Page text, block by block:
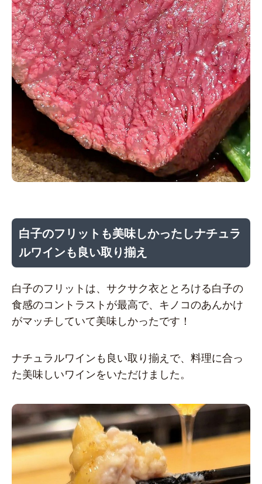
白子のフリットも美味しかったしナチュラ
ルワインも良い取り揃え
白子のフリットは、サクサク衣ととろける白子の
食感のコントラストが最高で、キノコのあんかけ
がマッチしていて美味しかったです！
ナチュラルワインも良い取り揃えで、料理に合っ
た美味しいワインをいただけました。